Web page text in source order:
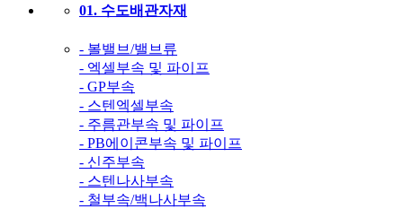
01. 수도배관자재
- 볼밸브/밸브류
- 엑셀부속 및 파이프
- GP부속
- 스텐엑셀부속
- 주름관부속 및 파이프
- PB에이콘부속 및 파이프
- 신주부속
- 스텐나사부속
- 철부속/백나사부속